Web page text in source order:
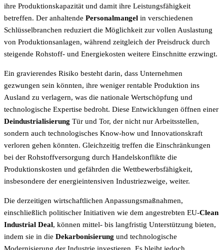
ihre Produktionskapazität und damit ihre Leistungsfähigkeit
betreffen. Der anhaltende Personalmangel in verschiedenen
Schlüsselbranchen reduziert die Möglichkeit zur vollen Auslastung
von Produktionsanlagen, während zeitgleich der Preisdruck durch
steigende Rohstoff- und Energiekosten weitere Einschnitte erzwingt.
Ein gravierendes Risiko besteht darin, dass Unternehmen
gezwungen sein könnten, ihre weniger rentable Produktion ins
Ausland zu verlagern, was die nationale Wertschöpfung und
technologische Expertise bedroht. Diese Entwicklungen öffnen einer
Deindustrialisierung Tür und Tor, der nicht nur Arbeitsstellen,
sondern auch technologisches Know-how und Innovationskraft
verloren gehen könnten. Gleichzeitig treffen die Einschränkungen
bei der Rohstoffversorgung durch Handelskonflikte die
Produktionskosten und gefährden die Wettbewerbsfähigkeit,
insbesondere der energieintensiven Industriezweige, weiter.
Die derzeitigen wirtschaftlichen Anpassungsmaßnahmen,
einschließlich politischer Initiativen wie dem angestrebten EU-Clean
Industrial Deal, können mittel- bis langfristig Unterstützung bieten,
indem sie in die Dekarbonisierung und technologische
Modernisierung der Industrie investieren. Es bleibt jedoch